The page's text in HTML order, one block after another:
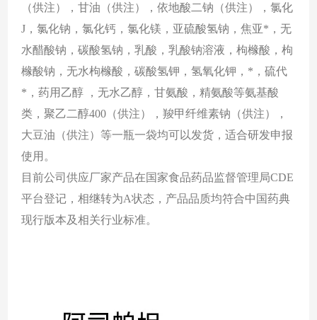
（供注），甘油（供注），依地酸二钠（供注），氯化
J，氯化钠，氯化钙，氯化镁，亚硫酸氢钠，焦亚*，无
水醋酸钠，碳酸氢钠，乳酸，乳酸钠溶液，枸橼酸，枸
橼酸钠，无水枸橼酸，碳酸氢钾，氢氧化钾，*，硫代
*，药用乙醇 ，无水乙醇，甘氨酸，精氨酸等氨基酸
类，聚乙二醇400（供注），羧甲纤维素钠（供注），
大豆油（供注）等一瓶一袋均可以发货，适合研发申报
使用。
目前公司供应厂家产品在国家食品药品监督管理局CDE
平台登记，相继转为A状态，产品品质均符合中国药典
现行版本及相关行业标准。